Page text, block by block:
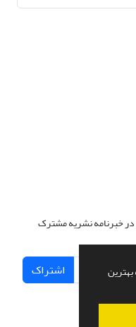
در خبرنامه نشریه مشترک
اشتراک